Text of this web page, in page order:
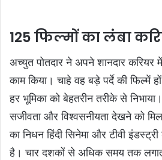
125 फिल्मों का लंबा
अच्युत पोतदार ने अपने शानदार
काम किया। चाहे वह बड़े पर्दे की फिल्में
हर भूमिका को बेहतरीन तरीके से
सजीवता और विश्वसनीयता देखने को
का निधन हिंदी सिनेमा और टीवी
है। चार दशकों से अधिक समय तक